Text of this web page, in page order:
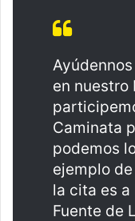
en nuestro
Caminata
podemos
ejemplo
la cita es a
Fuente de